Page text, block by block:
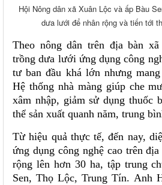
Hội Nông dân xã Xuân Lộc và ấp Bàu
dưa lưới để nhân rộng và tiến tới
Theo nông dân trên địa bàn
trồng dưa lưới ứng dụng công
tư ban đầu khá lớn nhưng
Hệ thống nhà màng giúp che
xâm nhập, giảm sử dụng thuốc
thể sản xuất quanh năm, trung
Từ hiệu quả thực tế, đến nay,
ứng dụng công nghệ cao trên
rộng lên hơn 30 ha, tập trung
Sen, Thọ Lộc, Trung Tín. Anh